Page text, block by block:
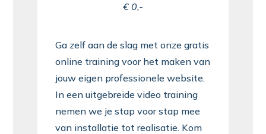
€ 0,-
Ga zelf aan de slag met onze gratis
online training voor het maken van
jouw eigen professionele website.
In een uitgebreide video training
nemen we je stap voor stap mee
van installatie tot realisatie. Kom